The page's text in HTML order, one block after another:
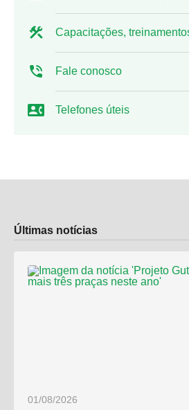
Capacitações,
Fale conosco
Telefones úteis
Últimas notícias
01/08/2026